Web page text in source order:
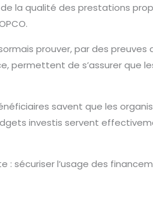
la qualité des prestations
prouver, par des preuves
permettent de s’assurer que
savent que les
investis servent
sécuriser l’usage des